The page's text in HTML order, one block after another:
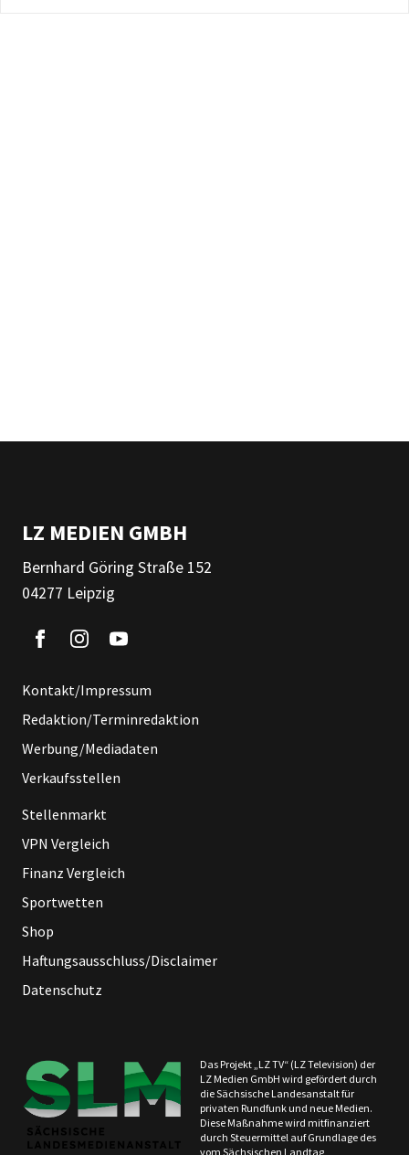
LZ MEDIEN GMBH
Bernhard Göring Straße 152
04277 Leipzig
Kontakt/Impressum
Redaktion/Terminredaktion
Werbung/Mediadaten
Verkaufsstellen
Stellenmarkt
VPN Vergleich
Finanz Vergleich
Sportwetten
Shop
Haftungsausschluss/Disclaimer
Datenschutz
Das Projekt „LZ TV“ (LZ Television) der
LZ Medien GmbH wird gefördert durch
die Sächsische Landesanstalt für
privaten Rundfunk und neue Medien.
Diese Maßnahme wird mitfinanziert
durch Steuermittel auf Grundlage des
vom Sächsischen Landtag